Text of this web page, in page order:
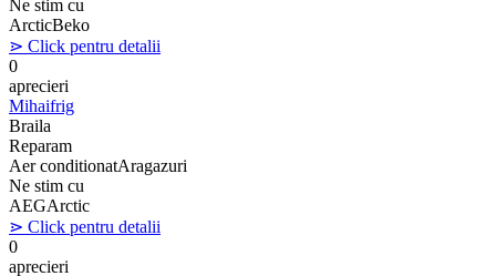
Ne stim cu
ArcticBeko
⋗ Click pentru detalii
0
aprecieri
Mihaifrig
Braila
Reparam
Aer conditionatAragazuri
Ne stim cu
AEGArctic
⋗ Click pentru detalii
0
aprecieri